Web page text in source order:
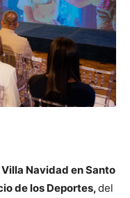
Villa Navidad en Santo
de los Deportes,del